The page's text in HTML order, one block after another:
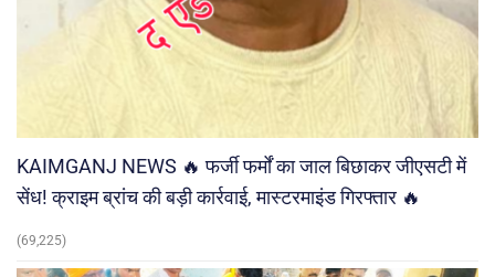
KAIMGANJ NEWS 🔥 फर्जी फर्मों का जाल बिछाकर जीएसटी में
सेंध! क्राइम ब्रांच की बड़ी कार्रवाई, मास्टरमाइंड गिरफ्तार 🔥
(69,225)